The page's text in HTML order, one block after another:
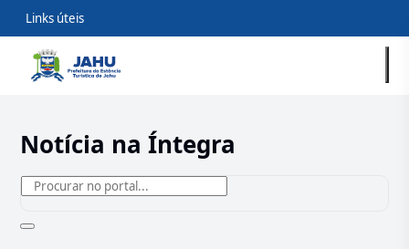
Links úteis
Notícia na Íntegra